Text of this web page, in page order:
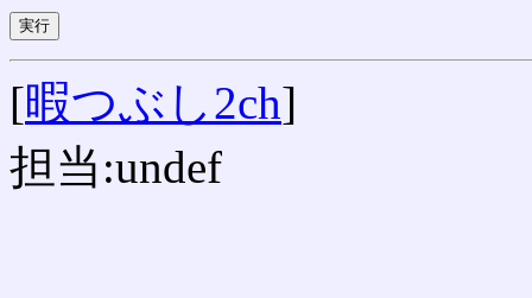
[暇つぶし2ch]
担当:undef